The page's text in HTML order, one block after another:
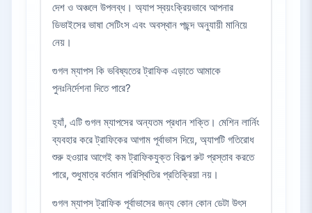
দেশ ও অঞ্চলে উপলব্ধ। অ্যাপ স্বয়ংক্রিয়ভাবে আপনার
ডিভাইসের ভাষা সেটিংস এবং অবস্থান পছন্দ অনুযায়ী মানিয়ে
নেয়।
গুগল ম্যাপস কি ভবিষ্যতের ট্রাফিক এড়াতে আমাকে
পুনঃনির্দেশনা দিতে পারে?
হ্যাঁ, এটি গুগল ম্যাপসের অন্যতম প্রধান শক্তি। মেশিন লার্নিং
ব্যবহার করে ট্রাফিকের আগাম পূর্বাভাস দিয়ে, অ্যাপটি গতিরোধ
শুরু হওয়ার আগেই কম ট্রাফিকযুক্ত বিকল্প রুট প্রস্তাব করতে
পারে, শুধুমাত্র বর্তমান পরিস্থিতির প্রতিক্রিয়া নয়।
গুগল ম্যাপস ট্রাফিক পূর্বাভাসের জন্য কোন কোন ডেটা উৎস